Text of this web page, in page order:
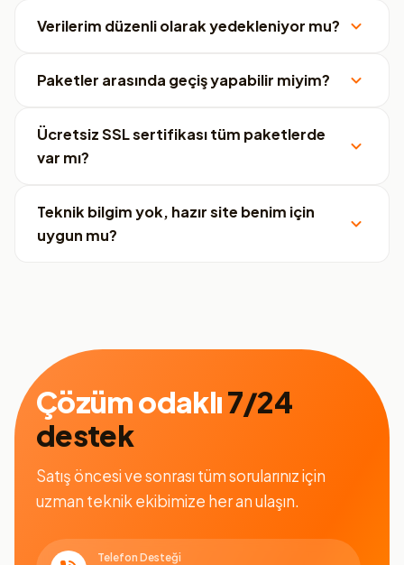
Verilerim düzenli olarak yedekleniyor mu?
Paketler arasında geçiş yapabilir miyim?
Ücretsiz SSL sertifikası tüm paketlerde
var mı?
Teknik bilgim yok, hazır site benim için
uygun mu?
Çözüm odaklı7/24
destek
Satış öncesi ve sonrası tüm sorularınız için
uzman teknik ekibimize her an ulaşın.
Telefon Desteği